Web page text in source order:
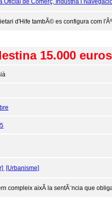
Oficial de Comerç, Indústria i
d'Hife tambÃ© es configura com
15.000
[Urbanisme]
compleix aixÃ­ la sentÃ¨ncia que